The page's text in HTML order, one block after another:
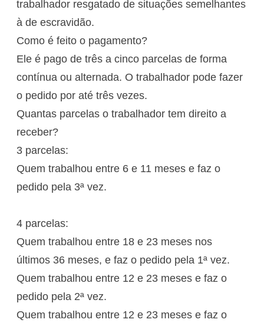
trabalhador resgatado de situações semelhantes
à de escravidão.
Como é feito o pagamento?
Ele é pago de três a cinco parcelas de forma
contínua ou alternada. O trabalhador pode fazer
o pedido por até três vezes.
Quantas parcelas o trabalhador tem direito a
receber?
3 parcelas:
Quem trabalhou entre 6 e 11 meses e faz o
pedido pela 3ª vez.
4 parcelas:
Quem trabalhou entre 18 e 23 meses nos
últimos 36 meses, e faz o pedido pela 1ª vez.
Quem trabalhou entre 12 e 23 meses e faz o
pedido pela 2ª vez.
Quem trabalhou entre 12 e 23 meses e faz o